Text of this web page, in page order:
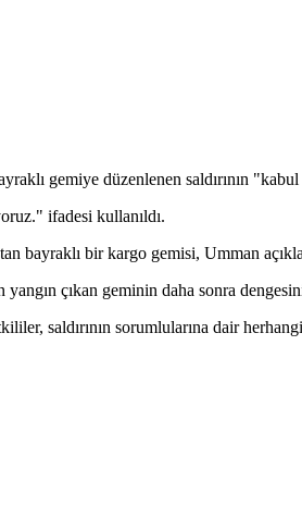
gemiye düzenlenen saldırının
ifadesi kullanıldı.
bir kargo gemisi, Umman
çıkan geminin daha sonra
saldırının sorumlularına dair